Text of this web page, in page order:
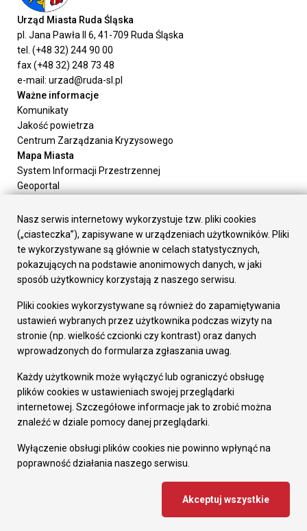
Urząd Miasta Ruda Śląska
pl. Jana Pawła II 6, 41-709 Ruda Śląska
tel. (+48 32) 244 90 00
fax (+48 32) 248 73 48
e-mail: urzad@ruda-sl.pl
Ważne informacje
Komunikaty
Jakość powietrza
Centrum Zarządzania Kryzysowego
Mapa Miasta
System Informacji Przestrzennej
Geoportal
Załatw sprawę
Prezydent Miasta
Rada Miasta
Wydziały
Elektroniczna Skrzynka Podawcza
Gospodarka
Fundusze europejskie
Środki krajowe
Oferty inwestycyjne
Pozostałe
Deklaracja dostępności
Dane osobowe
Dodaj opinię o witrynie
Nasz serwis internetowy wykorzystuje tzw. pliki cookies
(„ciasteczka”), zapisywane w urządzeniach użytkowników. Pliki
te wykorzystywane są głównie w celach statystycznych,
pokazujących na podstawie anonimowych danych, w jaki
sposób użytkownicy korzystają z naszego serwisu.
Pliki cookies wykorzystywane są również do zapamiętywania
ustawień wybranych przez użytkownika podczas wizyty na
stronie (np. wielkość czcionki czy kontrast) oraz danych
wprowadzonych do formularza zgłaszania uwag.
Każdy użytkownik może wyłączyć lub ograniczyć obsługę
plików cookies w ustawieniach swojej przeglądarki
internetowej. Szczegółowe informacje jak to zrobić można
znaleźć w dziale pomocy danej przeglądarki.
Wyłączenie obsługi plików cookies nie powinno wpłynąć na
poprawność działania naszego serwisu.
Akceptuj wszystkie